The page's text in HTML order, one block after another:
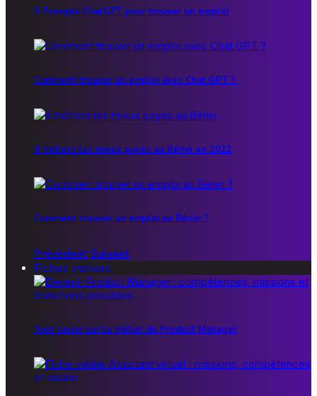
5 Prompts ChatGPT pour trouver un emploi
Comment trouver un emploi avec Chat GPT ?
8 métiers les mieux payés au Bénin en 2022
Comment trouver un emploi au Bénin ?
Précédent Suivant
Fiches métiers
Tout savoir sur le métier de Product Manager